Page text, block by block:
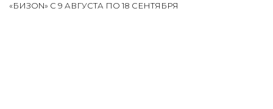
«БИЗОN» С 9 АВГУСТА ПО 18 СЕНТЯБРЯ